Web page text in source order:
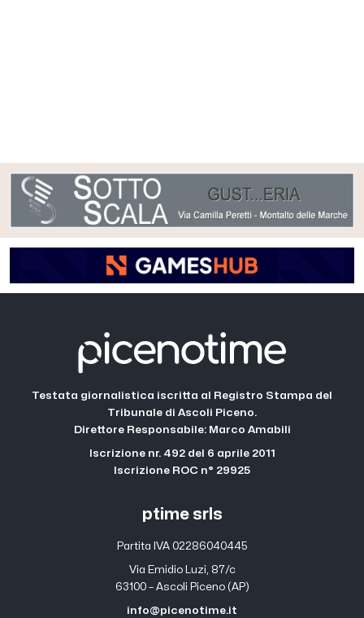
Testata giornalistica iscritta al Registro Stampa del
Tribunale di Ascoli Piceno.
Direttore Responsabile: Marco Amabili
Iscrizione nr. 492 del 6 aprile 2011
Iscrizione ROC n° 29925
ptime srls
Partita IVA 02286040445
Via Emidio Luzi, 87/c
63100 – Ascoli Piceno (AP)
info@picenotime.it